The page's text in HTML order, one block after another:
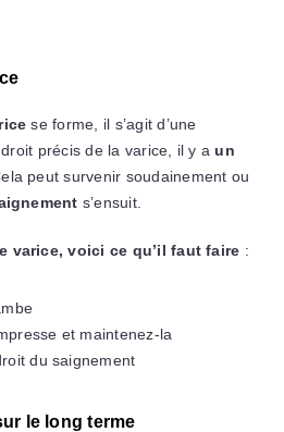
se forme, il s’agit d’une
précis de la varice, il y aun
peut survenir soudainement ou
s’ensuit.
varice, voici ce qu’il faut faire :
et maintenez-la
du saignement
le long terme